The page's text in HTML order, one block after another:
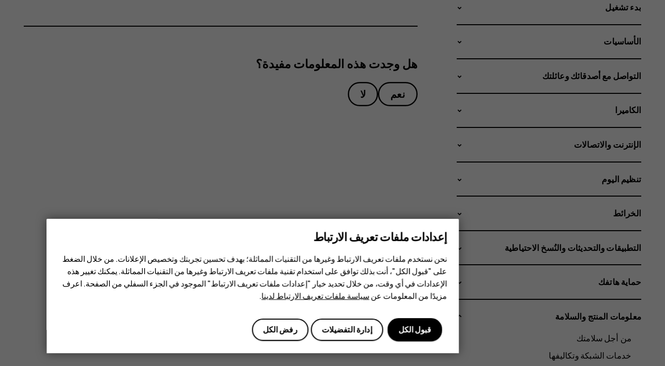
هل وجدت هذه المعلومات مفيدة؟
نعم لا
بدء تشغيل
الأساسيات
التواصل مع أصدقائك وعائلتك
الكاميرا
الإنترنت والاتصالات
تنظيم اليوم
الخرائط
التطبيقات والتحديثات والنُسخ الاحتياطية
حماية هاتفك
معلومات المنتج والسلامة
من أجل سلامتك
خدمات الشبكة وتكاليفها
إعدادات ملفات تعريف الارتباط
نحن نستخدم ملفات تعريف الارتباط وغيرها من التقنيات المماثلة؛ بهدف تحسين تجربتك وتخصيص الإعلانات. من خلال الضغط
على "قبول الكل"، أنت بذلك توافق على استخدام تقنية ملفات تعريف الارتباط وغيرها من التقنيات المماثلة. يمكنك تغيير هذه
الإعدادات في أي وقت، من خلال تحديد خيار "إعدادات ملفات تعريف الارتباط" الموجود في الجزء السفلي من الصفحة. اعرف
مزيدًا من المعلومات عنسياسة ملفات تعريف الارتباط لدينا.
رفض الكل إدارة التفضيلات قبول الكل